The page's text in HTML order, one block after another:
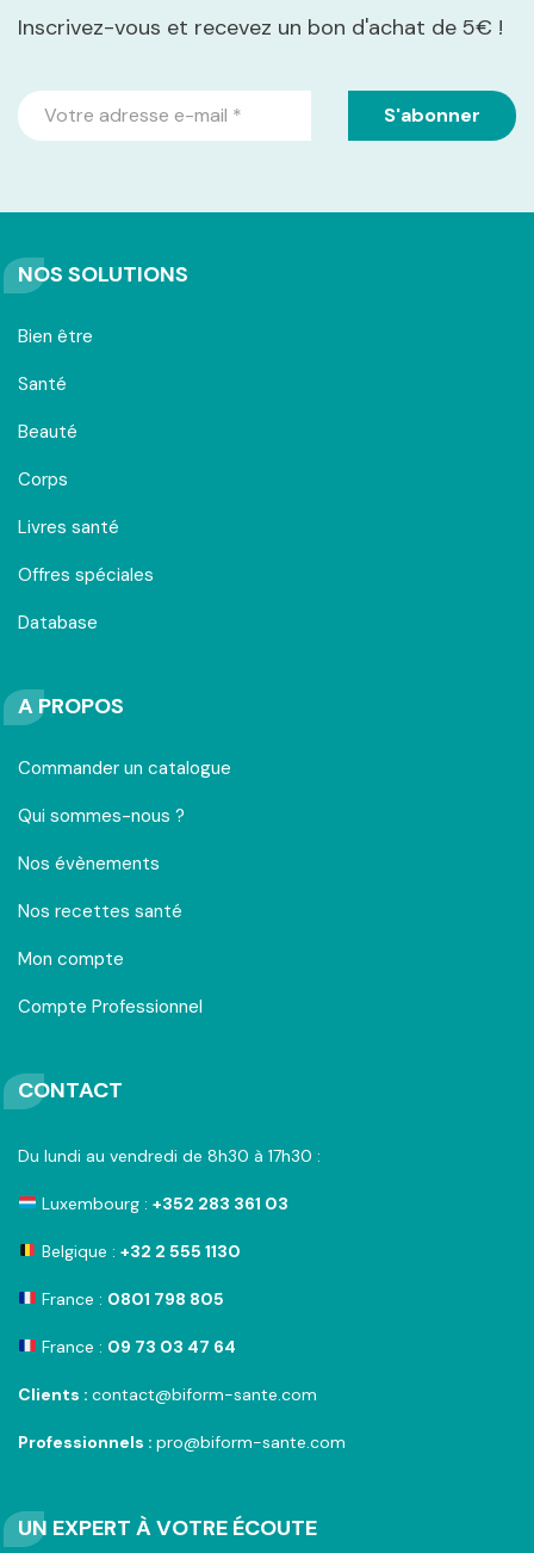
Inscrivez-vous et recevez un bon d'achat de 5€ !
NOS SOLUTIONS
Bien être
Santé
Beauté
Corps
Livres santé
Offres spéciales
Database
A PROPOS
Commander un catalogue
Qui sommes-nous ?
Nos évènements
Nos recettes santé
Mon compte
Compte Professionnel
CONTACT
Du lundi au vendredi de 8h30 à 17h30 :
Luxembourg : +352 283 361 03
Belgique : +32 2 555 1130
France : 0801 798 805
France : 09 73 03 47 64
Clients : contact@biform-sante.com
Professionnels : pro@biform-sante.com
UN EXPERT À VOTRE ÉCOUTE